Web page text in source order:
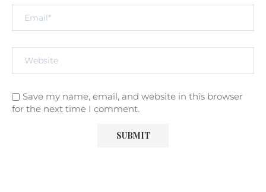
Save my name, email, and website in this browser
for the next time I comment.